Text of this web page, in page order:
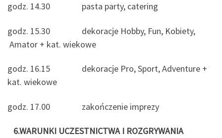
godz. 14.30 pasta party, catering
godz. 15.30 dekoracje Hobby, Fun, Kobiety,
Amator + kat. wiekowe
godz. 16.15 dekoracje Pro, Sport, Adventure +
kat. wiekowe
godz. 17.00 zakończenie imprezy
6.WARUNKI UCZESTNICTWA I ROZGRYWANIA